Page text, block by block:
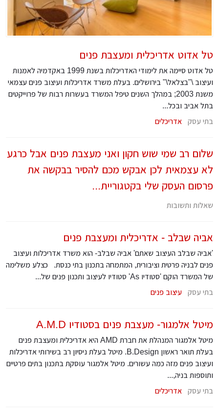
טל אדוט אדריכלית ומעצבת פנים
טל אדוט סיימה את לימודי האדריכלות בשנת 1999 באקדמיה לאמנות
ועיצוב \"בצלאל\" בירושלים. בעלת משרד אדריכלות ועיצוב פנים עצמאי
משנת 2003; במהלך השנים טיפל המשרד בעשרות רבות של פרוייקטים
בתל אביב ובכל...
בתי עסק
אדריכלים
שלום רב שמי שוש חקון ואני מעצבת פנים אבל כרגע
לא עצמאית לכן אבקש מכם להסיר בבקשה את
פרסום העסק שלי בקטגוריית...
שאלות ותשובות
אביה שבלב - אדריכלית ומעצבת פנים
'אביה שבלב העיצוב שאתם' אביה שבלב- הוא משרד אדריכלות ועיצוב
פנים לבניה פרטית וציבורית, המתמחה בתכנון בתי כנסת. כצלע משלימה
של המשרד הוקם 'סטודיו As' סטודיו לעיצוב ותכנון פנים של...
בתי עסק
עיצוב פנים
מיטל אלמגור- מעצבת פנים בסטודיו A.M.D
מיטל אלמגור המנהלת את חברת AMD היא אדריכלית ומעצבת פנים
בעלת תואר ראשון B.Design. מיטל בעלת ניסיון רב בשירותי אדריכלות
ועיצוב פנים מזה כמה עשורים. מיטל אלמגור עוסקת בתכנון בתים פרטיים
ותוספות בניה,...
בתי עסק
אדריכלים